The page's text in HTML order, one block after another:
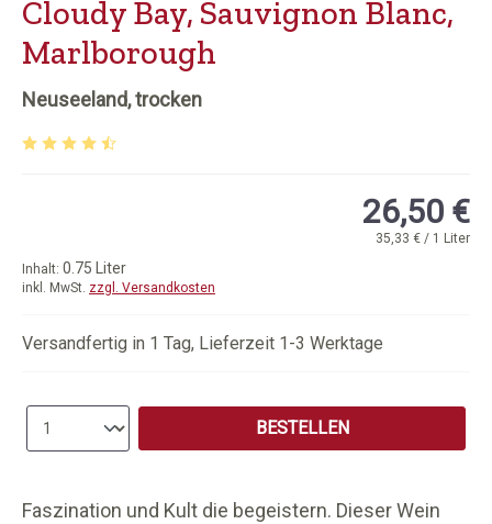
Faszination und Kult die begeistern. Dieser Wein
Cloudy Bay, Sauvignon Blanc,
Marlborough
Neuseeland, trocken
26,50 €
35,33 € / 1 Liter
Inhalt: 0.75 Liter
inkl. MwSt. zzgl. Versandkosten
Versandfertig in 1 Tag, Lieferzeit 1-3 Werktage
Produkt Anzahl: Gib den gewünschten
BESTELLEN